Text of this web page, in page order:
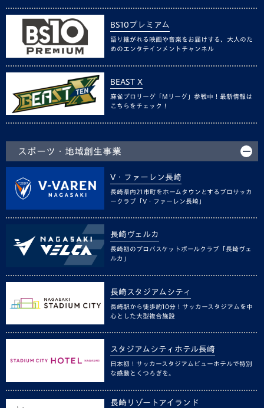
BS10プレミアム
語り継がれる映画や音楽をお届けする、大人のた
めのエンタテインメントチャンネル
BEAST X
麻雀プロリーグ「Mリーグ」参戦中！最新情報は
こちらをチェック！
スポーツ・地域創生事業
V・ファーレン長崎
長崎県内21市町をホームタウンとするプロサッカ
ークラブ「V・ファーレン長崎」
長崎ヴェルカ
長崎初のプロバスケットボールクラブ「長崎ヴェ
ルカ」
長崎スタジアムシティ
長崎駅から徒歩約10分！サッカースタジアムを中
心とした大型複合施設
スタジアムシティホテル長崎
日本初！サッカースタジアムビューホテルで特別
な感動とくつろぎを。
長崎リゾートアイランド